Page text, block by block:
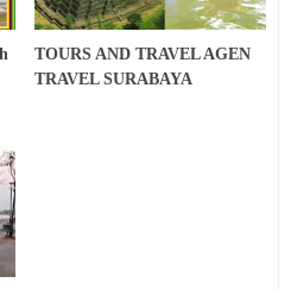
TOURS AND TRAVEL AGEN
TRAVEL SURABAYA